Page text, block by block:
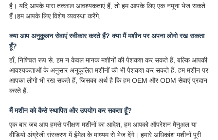
है। यदि आपके पास तत्काल आवश्यकताएं हैं, तो हम आपके लिए एक नमूना भेज सकते
हैं।हम आपके लिए विशेष व्यवस्था करेंगे.
क्या आप अनुकूलन सेवाएं स्वीकार करते हैं? क्या मैं मशीन पर अपना लोगो रख सकता
हूँ?
हाँ, निश्चित रूप से. हम न केवल मानक मशीनों की पेशकश कर सकते हैं, बल्कि आपकी
आवश्यकताओं के अनुसार अनुकूलित मशीनों की भी पेशकश कर सकते हैं. हम मशीन पर
आपका लोगो भी रख सकते हैं, जिसका अर्थ है कि हम OEM और ODM सेवाएं प्रदान
करते हैं.
मैं मशीन को कैसे स्थापित और उपयोग कर सकता हूँ?
एक बार जब आप हमसे परीक्षण मशीनों का आदेश, हम आपको ऑपरेशन मैनुअल या
वीडियो अंग्रेजी संस्करण में ईमेल के माध्यम से भेज देंगे। हमारे अधिकांश मशीनों पूरी